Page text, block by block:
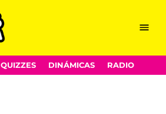
Menu
QUIZZES DINÁMICAS RADIO